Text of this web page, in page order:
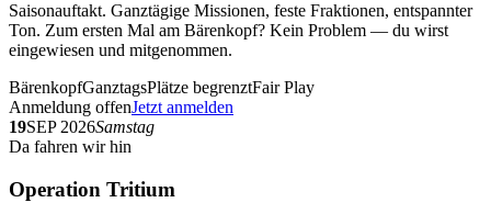
Saisonauftakt. Ganztägige Missionen, feste Fraktionen, entspannter
Ton. Zum ersten Mal am Bärenkopf? Kein Problem — du wirst
eingewiesen und mitgenommen.
BärenkopfGanztagsPlätze begrenztFair Play
Anmeldung offenJetzt anmelden
19SEP 2026Samstag
Da fahren wir hin
Operation Tritium